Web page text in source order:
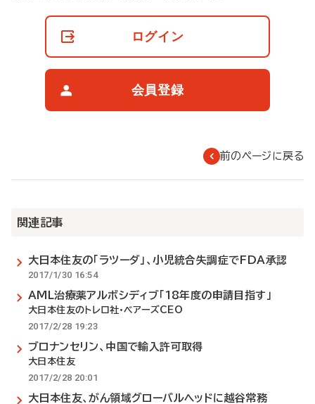
ログイン
会員登録
前のページに戻る
関連記事
大日本住友の「ラツーダ」、小児統合失調症でFDA承認
2017/1/30 16:54
AML治療薬アルボシディブ「18年度の申請目指す」
大日本住友のトレロ社・ベアーズCEO
2017/2/28 19:23
ブロナンセリン、中国で輸入許可取得
大日本住友
2017/2/28 20:01
大日本住友、がん領域グローバルヘッドに越谷常務